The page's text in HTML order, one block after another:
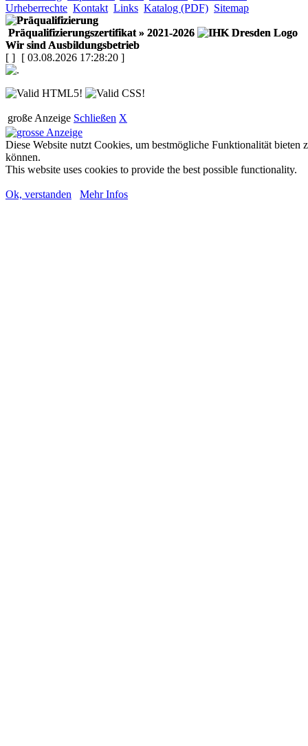
Urheberrechte Kontakt Links Katalog (PDF) Sitemap
Präqualifizierungszertifikat » 2021-2026
Wir sind Ausbildungsbetrieb
[ ] [ 03.08.2026 17:28:20 ]
große Anzeige Schließen X
Diese Website nutzt Cookies, um bestmögliche Funktionalität bieten
können.
This website uses cookies to provide the best possible functionality.
Ok, verstanden Mehr Infos